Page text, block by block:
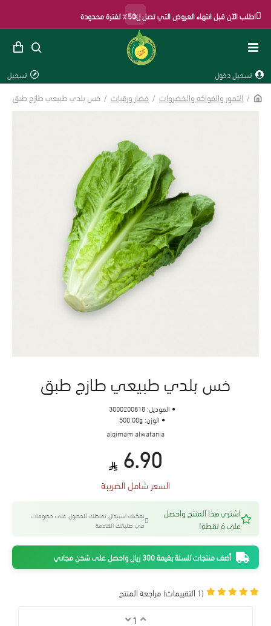
اطلب الآن قبل انتهاء العروض التي تصل ل50٪ لفترة محدودة ×
تسجيل دخول تسجيل
التمور والفواكه والخضروات خضار ورقيات خس بلدي طبيعي طازج طبق
خس بلدي طبيعي طازج طبق
(1 التقييمات) مراجعة المنتج
6.90
السعر شامل الضريبة
الموديل: 3000200818
الوزن: 500.00g
alqimam alwatania
اشتري هذا المنتج واحصل
على 6 نقطة!
يمكنك استبدال نقاطك للحصول على خصومات
في طلباتك القادمة
أضف منتجات للسلة بقيمة 300 ريال واحصل على شحن مجاني